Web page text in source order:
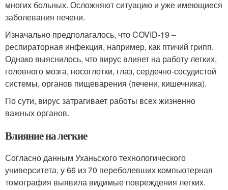
многих больных. Осложняют ситуацию и уже имеющиеся
заболевания печени.
Изначально предполагалось, что COVID-19 –
респираторная инфекция, например, как птичий грипп.
Однако выяснилось, что вирус влияет на работу легких,
головного мозга, носоглотки, глаз, сердечно-сосудистой
системы, органов пищеварения (печени, кишечника).
По сути, вирус затрагивает работы всех жизненно
важных органов.
Влияние на легкие
Согласно данным Уханьского технологического
университета, у 66 из 70 переболевших компьютерная
томография выявила видимые повреждения легких.